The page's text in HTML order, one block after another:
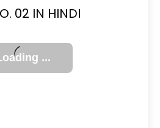
02 IN HINDI